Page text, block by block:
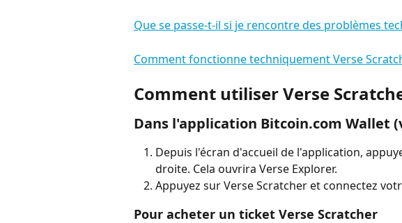
Que se passe-t-il si je rencontre des problèmes
Comment fonctionne techniquement Verse
Comment utiliser Verse
Dans l'application Bitcoin.com Wallet
Depuis l'écran d'accueil de l'application,
droite. Cela ouvrira Verse Explorer.
Appuyez sur Verse Scratcher et connectez
Pour acheter un ticket Verse Scratcher